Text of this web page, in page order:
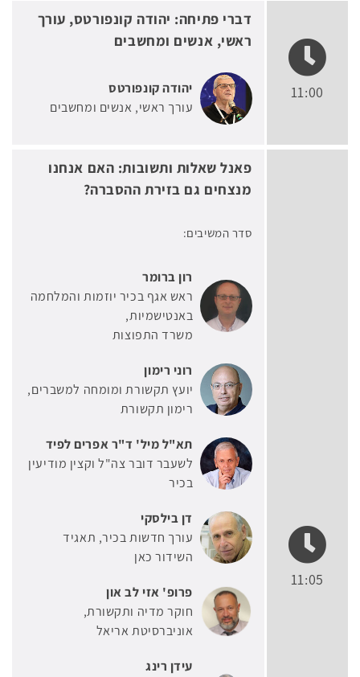
11:00
דברי פתיחה: יהודה קונפורטס, עורך
ראשי, אנשים ומחשבים
יהודה קונפורטס
עורך ראשי אנשים ומחשבים
11:05
פאנל שאלות ותשובות: האם אנחנו
מנצחים גם בזירת ההסברה?
סדר המשיבים:
רון ברומר
ראש אגף בכיר יוזמות והמלחמה
באנטישמיות
משרד התפוצות
רוני רימון
יועץ תקשורת ומומחה למשברים
רימון תקשורת
תא"ל מיל' ד"ר אפרים לפיד
לשעבר דובר צה"ל וקצין מודיעין
בכיר
דן בילסקי
עורך חדשות בכיר תאגיד
השידור כאן
פרופ' אזי לב און
חוקר מדיה ותקשורת
אוניברסיטת אריאל
עידן רינג